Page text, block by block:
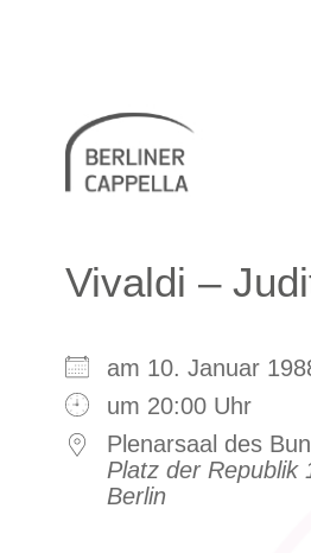
Vivaldi –
am 10. Januar
um 20:00 Uhr
Plenarsaal des
Platz der Republik
Berlin